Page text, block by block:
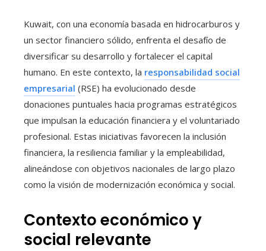
Kuwait, con una economía basada en hidrocarburos y
un sector financiero sólido, enfrenta el desafío de
diversificar su desarrollo y fortalecer el capital
humano. En este contexto, la responsabilidad social
empresarial (RSE) ha evolucionado desde
donaciones puntuales hacia programas estratégicos
que impulsan la educación financiera y el voluntariado
profesional. Estas iniciativas favorecen la inclusión
financiera, la resiliencia familiar y la empleabilidad,
alineándose con objetivos nacionales de largo plazo
como la visión de modernización económica y social.
Contexto económico y
social relevante